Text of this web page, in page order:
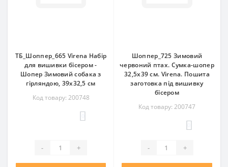
ТБ_Шоппер_665 Virena Набір
для вишивки бісером -
Шопер Зимовий собака з
гірляндою, 39x32,5 см
Код товару: 200748
- +
Шоппер_725 Зимовий
червоний птах. Сумка-шопер
32,5х39 см. Virena. Пошита
заготовка під вишивку
бісером
Код товару: 200747
- +